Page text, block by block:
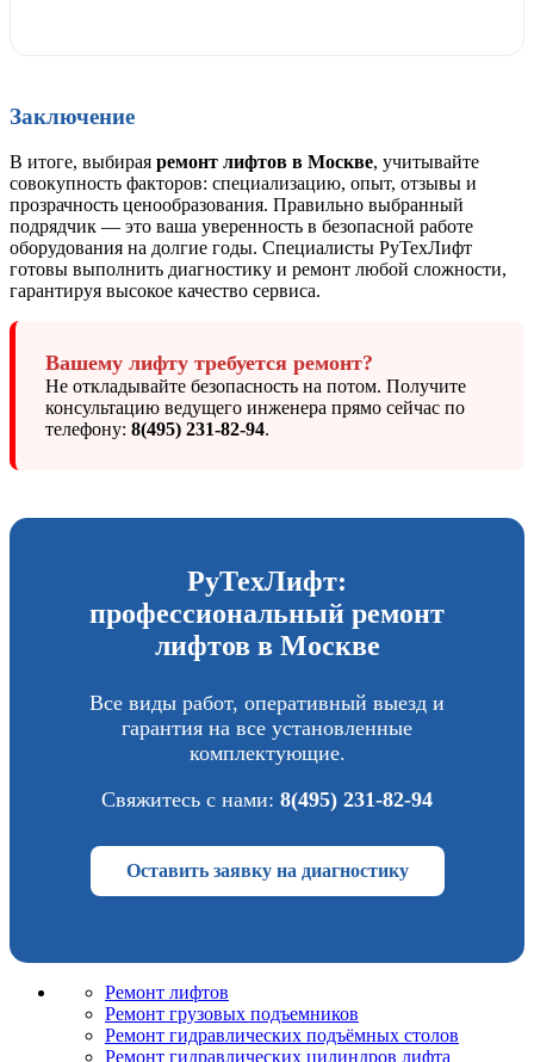
Заключение
В итоге, выбирая ремонт лифтов в Москве, учитывайте
совокупность факторов: специализацию, опыт, отзывы и
прозрачность ценообразования. Правильно выбранный
подрядчик — это ваша уверенность в безопасной работе
оборудования на долгие годы. Специалисты РуТехЛифт
готовы выполнить диагностику и ремонт любой сложности,
гарантируя высокое качество сервиса.
Вашему лифту требуется ремонт?
Не откладывайте безопасность на потом. Получите
консультацию ведущего инженера прямо сейчас по
телефону: 8(495) 231-82-94.
РуТехЛифт:
профессиональный ремонт
лифтов в Москве
Все виды работ, оперативный выезд и
гарантия на все установленные
комплектующие.
Свяжитесь с нами: 8(495) 231-82-94
Оставить заявку на диагностику
Ремонт лифтов
Ремонт грузовых подъемников
Pемонт гидравлических подъёмных столов
Ремонт гидравлических цилиндров лифта